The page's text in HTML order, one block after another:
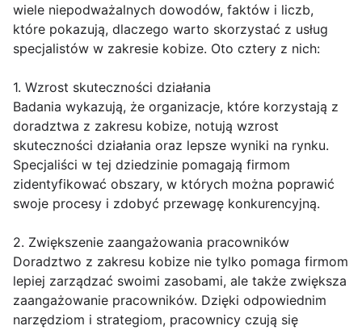
wiele niepodważalnych dowodów, faktów i liczb,
które pokazują, dlaczego warto skorzystać z usług
specjalistów w zakresie kobize. Oto cztery z nich:
1. Wzrost skuteczności działania
Badania wykazują, że organizacje, które korzystają z
doradztwa z zakresu kobize, notują wzrost
skuteczności działania oraz lepsze wyniki na rynku.
Specjaliści w tej dziedzinie pomagają firmom
zidentyfikować obszary, w których można poprawić
swoje procesy i zdobyć przewagę konkurencyjną.
2. Zwiększenie zaangażowania pracowników
Doradztwo z zakresu kobize nie tylko pomaga firmom
lepiej zarządzać swoimi zasobami, ale także zwiększa
zaangażowanie pracowników. Dzięki odpowiednim
narzędziom i strategiom, pracownicy czują się